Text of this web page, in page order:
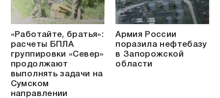
«Работайте, братья»:
расчеты БПЛА
группировки «Север»
продолжают
выполнять задачи на
Сумском
направлении
Армия России
поразила нефтебазу
в Запорожской
области